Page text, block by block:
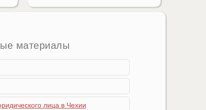
материалы
лица в Чехии